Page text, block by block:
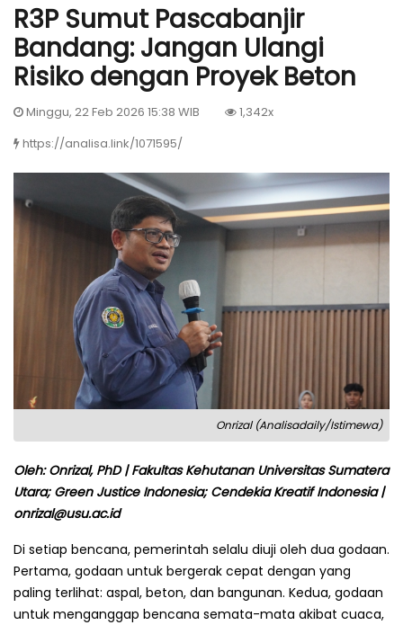
R3P Sumut Pascabanjir
Bandang: Jangan Ulangi
Risiko dengan Proyek Beton
Minggu, 22 Feb 2026 15:38 WIB
1,342x
https://analisa.link/1071595/
Onrizal (Analisadaily/Istimewa)
Oleh: Onrizal, PhD | Fakultas Kehutanan Universitas Sumatera
Utara; Green Justice Indonesia; Cendekia Kreatif Indonesia |
onrizal@usu.ac.id
Di setiap bencana, pemerintah selalu diuji oleh dua godaan.
Pertama, godaan untuk bergerak cepat dengan yang
paling terlihat: aspal, beton, dan bangunan. Kedua, godaan
untuk menganggap bencana semata-mata akibat cuaca,